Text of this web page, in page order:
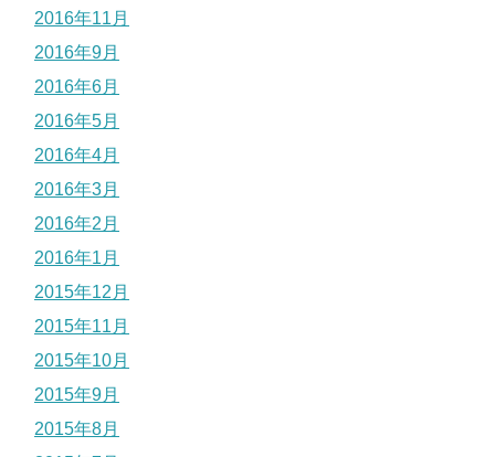
2016年11月
2016年9月
2016年6月
2016年5月
2016年4月
2016年3月
2016年2月
2016年1月
2015年12月
2015年11月
2015年10月
2015年9月
2015年8月